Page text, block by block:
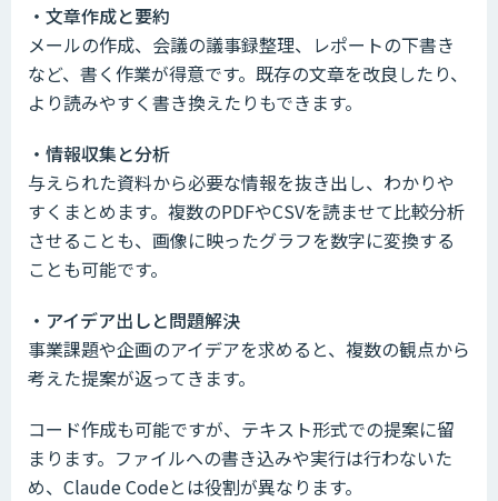
・文章作成と要約
メールの作成、会議の議事録整理、レポートの下書き
など、書く作業が得意です。既存の文章を改良したり、
より読みやすく書き換えたりもできます。
・情報収集と分析
与えられた資料から必要な情報を抜き出し、わかりや
すくまとめます。複数のPDFやCSVを読ませて比較分析
させることも、画像に映ったグラフを数字に変換する
ことも可能です。
・アイデア出しと問題解決
事業課題や企画のアイデアを求めると、複数の観点から
考えた提案が返ってきます。
コード作成も可能ですが、テキスト形式での提案に留
まります。ファイルへの書き込みや実行は行わないた
め、Claude Codeとは役割が異なります。